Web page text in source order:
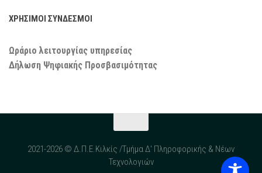
ΧΡΗΣΙΜΟΙ ΣΥΝΔΕΣΜΟΙ
Ωράριο λειτουργίας υπηρεσίας
Δήλωση Ψηφιακής Προσβασιμότητας
2021-2026 © Δ.Π.Ε.Κιλκίς /Τμήμα Δ' Πληροφορικής & Νέων
Τεχνολογιών